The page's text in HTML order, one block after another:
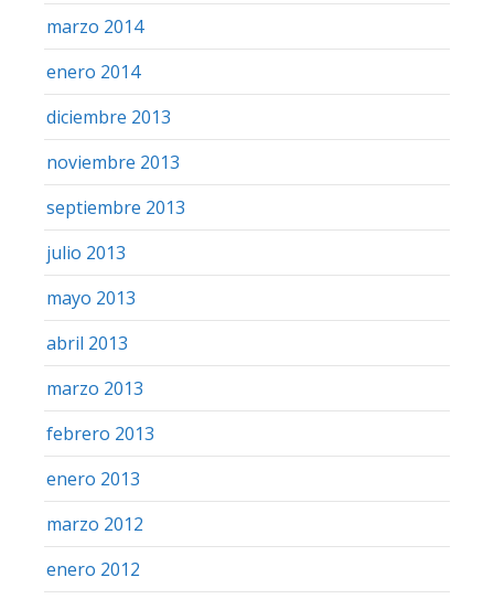
marzo 2014
enero 2014
diciembre 2013
noviembre 2013
septiembre 2013
julio 2013
mayo 2013
abril 2013
marzo 2013
febrero 2013
enero 2013
marzo 2012
enero 2012